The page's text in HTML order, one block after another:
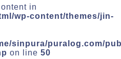
in
wp-content/themes/jin-
sinpura/puralog.com/
on line 50